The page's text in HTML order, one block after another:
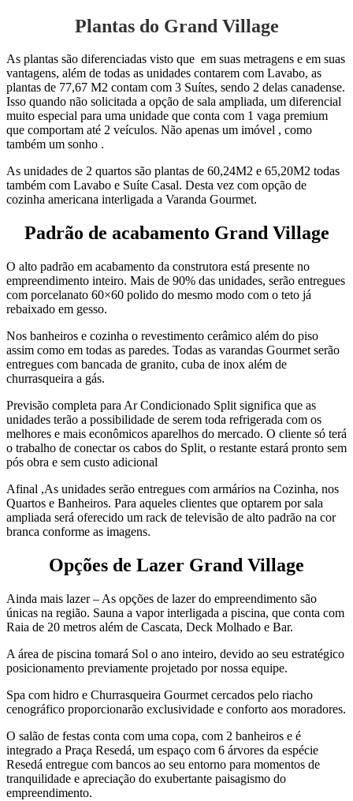
Plantas do Grand Village
As plantas são diferenciadas visto que em suas metragens e em suas
vantagens, além de todas as unidades contarem com Lavabo, as
plantas de 77,67 M2 contam com 3 Suítes, sendo 2 delas canadense.
Isso quando não solicitada a opção de sala ampliada, um diferencial
muito especial para uma unidade que conta com 1 vaga premium
que comportam até 2 veículos. Não apenas um imóvel , como
também um sonho .
As unidades de 2 quartos são plantas de 60,24M2 e 65,20M2 todas
também com Lavabo e Suíte Casal. Desta vez com opção de
cozinha americana interligada a Varanda Gourmet.
Padrão de acabamento Grand Village
O alto padrão em acabamento da construtora está presente no
empreendimento inteiro. Mais de 90% das unidades, serão entregues
com porcelanato 60×60 polido do mesmo modo com o teto já
rebaixado em gesso.
Nos banheiros e cozinha o revestimento cerâmico além do piso
assim como em todas as paredes. Todas as varandas Gourmet serão
entregues com bancada de granito, cuba de inox além de
churrasqueira a gás.
Previsão completa para Ar Condicionado Split significa que as
unidades terão a possibilidade de serem toda refrigerada com os
melhores e mais econômicos aparelhos do mercado. O cliente só terá
o trabalho de conectar os cabos do Split, o restante estará pronto sem
pós obra e sem custo adicional
Afinal ,As unidades serão entregues com armários na Cozinha, nos
Quartos e Banheiros. Para aqueles clientes que optarem por sala
ampliada será oferecido um rack de televisão de alto padrão na cor
branca conforme as imagens.
Opções de Lazer Grand Village
Ainda mais lazer – As opções de lazer do empreendimento são
únicas na região. Sauna a vapor interligada a piscina, que conta com
Raia de 20 metros além de Cascata, Deck Molhado e Bar.
A área de piscina tomará Sol o ano inteiro, devido ao seu estratégico
posicionamento previamente projetado por nossa equipe.
Spa com hidro e Churrasqueira Gourmet cercados pelo riacho
cenográfico proporcionarão exclusividade e conforto aos moradores.
O salão de festas conta com uma copa, com 2 banheiros e é
integrado a Praça Resedá, um espaço com 6 árvores da espécie
Resedá entregue com bancos ao seu entorno para momentos de
tranquilidade e apreciação do exubertante paisagismo do
empreendimento.